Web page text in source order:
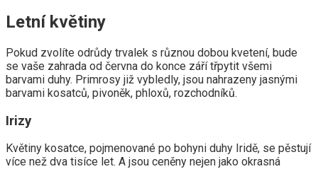
Letní květiny
Pokud zvolíte odrůdy trvalek s různou dobou kvetení, bude
se vaše zahrada od června do konce září třpytit všemi
barvami duhy. Primrosy již vybledly, jsou nahrazeny jasnými
barvami kosatců, pivoněk, phloxů, rozchodníků.
Irizy
Květiny kosatce, pojmenované po bohyni duhy Iridě, se pěstují
více než dva tisíce let. A jsou ceněny nejen jako okrasná